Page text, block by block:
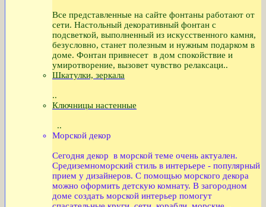
Все представленные на сайте фонтаны работают от
сети. Настольный декоративный фонтан с
подсветкой, выполненный из искусственного камня,
безусловно, станет полезным и нужным подарком в
доме. Фонтан привнесет в дом спокойствие и
умиротворение, вызовет чувство релаксаци..
Шкатулки, зеркала
..
Ключницы настенные
..
Морской декор
Сегодня декор в морской теме очень актуален.
Средиземноморский стиль в интерьере - популярный
прием у дизайнеров. С помощью морского декора
можно оформить детскую комнату. В загородном
доме создать морской интерьер помогут